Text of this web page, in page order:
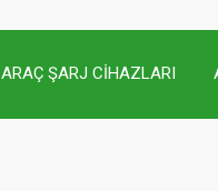
ARAÇ ŞARJ CİHAZLARI